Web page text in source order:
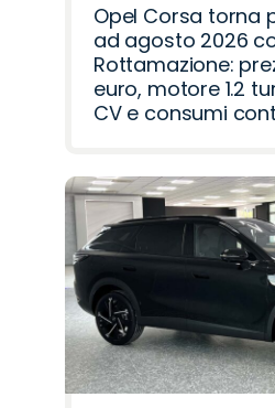
Opel Corsa torna
ad agosto 2026
Rottamazione:
euro, motore 1.2
CV e consumi